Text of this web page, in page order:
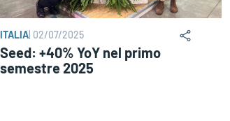
ITALIA 02/07/2025
Seed: +40% YoY nel primo
semestre 2025